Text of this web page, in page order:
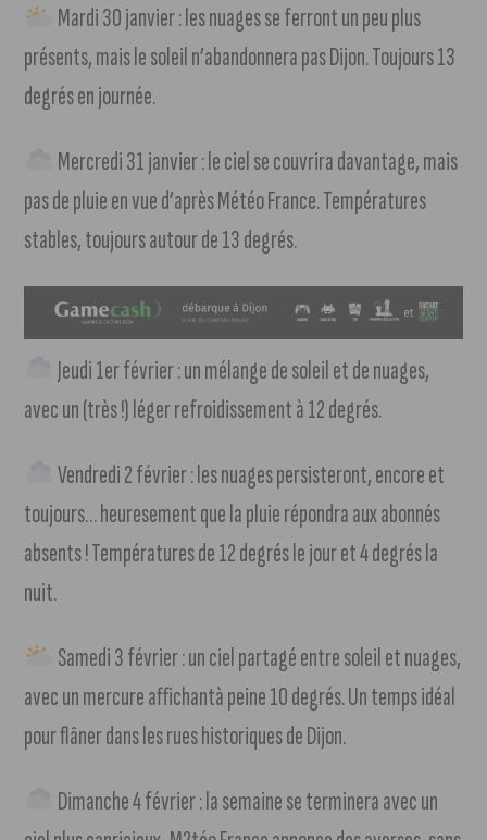
Mardi 30 janvier : les nuages se ferront un peu plus
présents, mais le soleil n’abandonnera pas Dijon. Toujours 13
degrés en journée.
Mercredi 31 janvier : le ciel se couvrira davantage, mais
pas de pluie en vue d’après Météo France. Températures
stables, toujours autour de 13 degrés.
Jeudi 1er février : un mélange de soleil et de nuages,
avec un (très !) léger refroidissement à 12 degrés.
Vendredi 2 février : les nuages persisteront, encore et
toujours… heuresement que la pluie répondra aux abonnés
absents ! Températures de 12 degrés le jour et 4 degrés la
nuit.
Samedi 3 février : un ciel partagé entre soleil et nuages,
avec un mercure affichantà peine 10 degrés. Un temps idéal
pour flâner dans les rues historiques de Dijon.
Dimanche 4 février : la semaine se terminera avec un